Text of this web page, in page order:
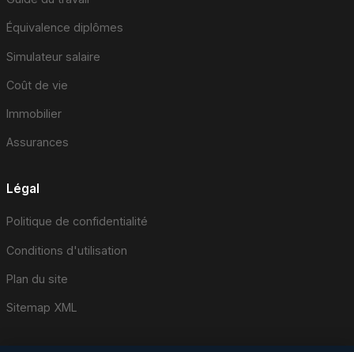
Équivalence diplômes
Simulateur salaire
Coût de vie
Immobilier
Assurances
Légal
Politique de confidentialité
Conditions d'utilisation
Plan du site
Sitemap XML